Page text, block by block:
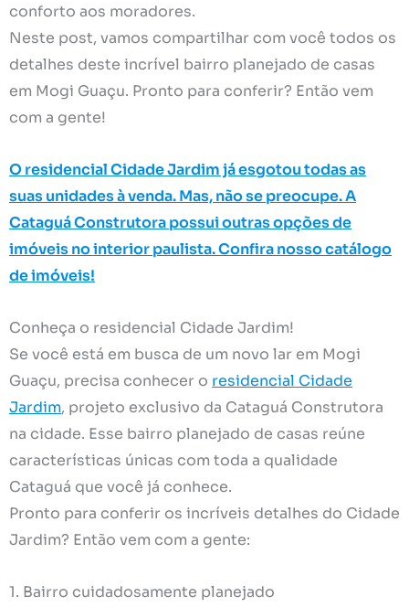
conforto aos moradores.
Neste post, vamos compartilhar com você todos os
detalhes deste incrível bairro planejado de casas
em Mogi Guaçu. Pronto para conferir? Então vem
com a gente!
O residencial Cidade Jardim já esgotou todas as
suas unidades à venda. Mas, não se preocupe. A
Cataguá Construtora possui outras opções de
imóveis no interior paulista. Confira nosso catálogo
de imóveis!
Conheça o residencial Cidade Jardim!
Se você está em busca de um novo lar em Mogi
Guaçu, precisa conhecer o residencial Cidade
Jardim, projeto exclusivo da Cataguá Construtora
na cidade. Esse bairro planejado de casas reúne
características únicas com toda a qualidade
Cataguá que você já conhece.
Pronto para conferir os incríveis detalhes do Cidade
Jardim? Então vem com a gente:
1. Bairro cuidadosamente planejado